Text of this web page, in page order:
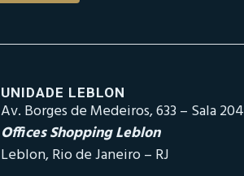
UNIDADE LEBLON
Av. Borges de Medeiros, 633 – Sala 204
Offices Shopping Leblon
Leblon, Rio de Janeiro – RJ